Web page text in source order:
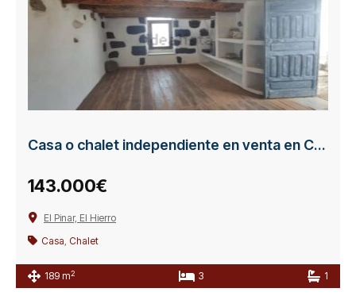
Casa o chalet independiente en venta en Calle el Chamorro
143.000€
El Pinar, El Hierro
Casa, Chalet
189 m2 3 1